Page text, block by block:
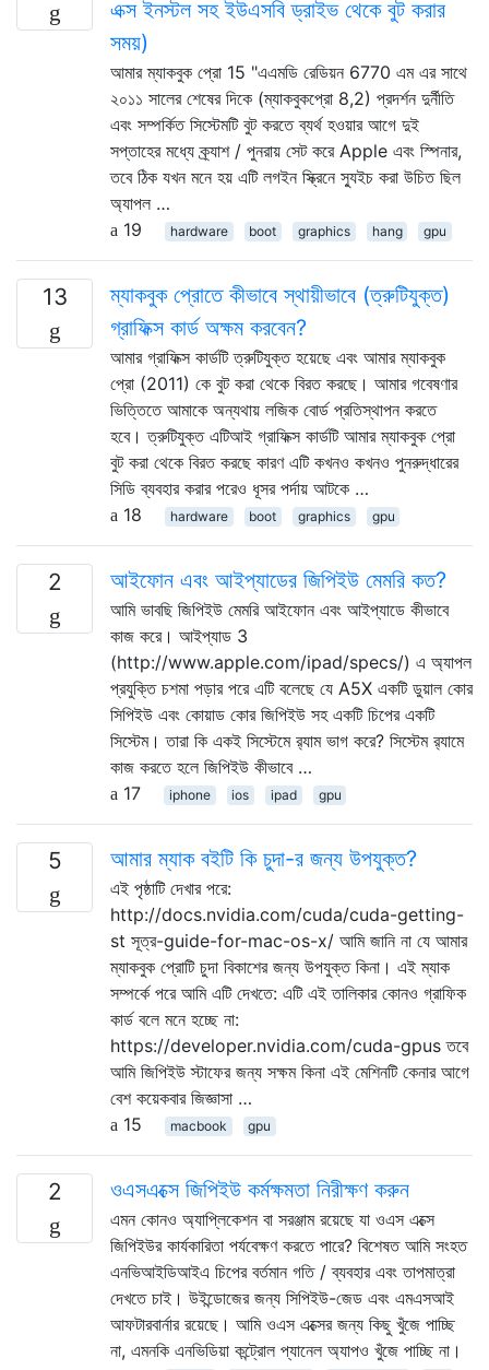
এক্স ইনস্টল সহ ইউএসবি ড্রাইভ থেকে বুট করার
সময়)
আমার ম্যাকবুক প্রো 15 "এএমডি রেডিয়ন 6770 এম এর সাথে
২০১১ সালের শেষের দিকে (ম্যাকবুকপ্রো 8,2) প্রদর্শন দুর্নীতি
এবং সম্পর্কিত সিস্টেমটি বুট করতে ব্যর্থ হওয়ার আগে দুই
সপ্তাহের মধ্যে ক্র্যাশ / পুনরায় সেট করে Apple এবং স্পিনার,
তবে ঠিক যখন মনে হয় এটি লগইন স্ক্রিনে স্যুইচ করা উচিত ছিল
অ্যাপল …
19
hardware boot graphics hang gpu
13
ম্যাকবুক প্রোতে কীভাবে স্থায়ীভাবে (ত্রুটিযুক্ত)
গ্রাফিক্স কার্ড অক্ষম করবেন?
আমার গ্রাফিক্স কার্ডটি ত্রুটিযুক্ত হয়েছে এবং আমার ম্যাকবুক
প্রো (2011) কে বুট করা থেকে বিরত করছে। আমার গবেষণার
ভিত্তিতে আমাকে অন্যথায় লজিক বোর্ড প্রতিস্থাপন করতে
হবে। ত্রুটিযুক্ত এটিআই গ্রাফিক্স কার্ডটি আমার ম্যাকবুক প্রো
বুট করা থেকে বিরত করছে কারণ এটি কখনও কখনও পুনরুদ্ধারের
সিডি ব্যবহার করার পরেও ধূসর পর্দায় আটকে …
18
hardware boot graphics gpu
2 আইফোন এবং আইপ্যাডের জিপিইউ মেমরি কত?
আমি ভাবছি জিপিইউ মেমরি আইফোন এবং আইপ্যাডে কীভাবে
কাজ করে। আইপ্যাড 3
(http://www.apple.com/ipad/specs/) এ অ্যাপল
প্রযুক্তি চশমা পড়ার পরে এটি বলেছে যে A5X একটি ডুয়াল কোর
সিপিইউ এবং কোয়াড কোর জিপিইউ সহ একটি চিপের একটি
সিস্টেম। তারা কি একই সিস্টেমে র‌্যাম ভাগ করে? সিস্টেম র‌্যামে
কাজ করতে হলে জিপিইউ কীভাবে …
17
iphone ios ipad gpu
5 আমার ম্যাক বইটি কি চুদা-র জন্য উপযুক্ত?
এই পৃষ্ঠাটি দেখার পরে:
http://docs.nvidia.com/cuda/cuda-getting-
st সূত্র-guide-for-mac-os-x/ আমি জানি না যে আমার
ম্যাকবুক প্রোটি চুদা বিকাশের জন্য উপযুক্ত কিনা। এই ম্যাক
সম্পর্কে পরে আমি এটি দেখতে: এটি এই তালিকার কোনও গ্রাফিক
কার্ড বলে মনে হচ্ছে না:
https://developer.nvidia.com/cuda-gpus তবে
আমি জিপিইউ স্টাফের জন্য সক্ষম কিনা এই মেশিনটি কেনার আগে
বেশ কয়েকবার জিজ্ঞাসা …
15
macbook gpu
2 ওএসএক্সে জিপিইউ কর্মক্ষমতা নিরীক্ষণ করুন
এমন কোনও অ্যাপ্লিকেশন বা সরঞ্জাম রয়েছে যা ওএস এক্সে
জিপিইউর কার্যকারিতা পর্যবেক্ষণ করতে পারে? বিশেষত আমি সংহত
এনভিআইডিআইএ চিপের বর্তমান গতি / ব্যবহার এবং তাপমাত্রা
দেখতে চাই। উইন্ডোজের জন্য সিপিইউ-জেড এবং এমএসআই
আফটারবার্নার রয়েছে। আমি ওএস এক্সের জন্য কিছু খুঁজে পাচ্ছি
না, এমনকি এনভিডিয়া কন্ট্রোল প্যানেল অ্যাপও খুঁজে পাচ্ছি না।